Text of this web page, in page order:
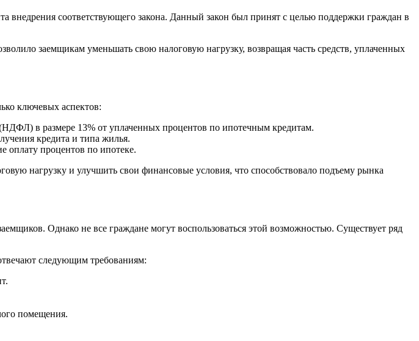
внедрения соответствующего закона. Данный закон был принят с целью поддержки граждан в
заемщикам уменьшать свою налоговую нагрузку, возвращая часть средств, уплаченных
ключевых аспектов:
в размере 13% от уплаченных процентов по ипотечным кредитам.
кредита и типа жилья.
процентов по ипотеке.
нагрузку и улучшить свои финансовые условия, что способствовало подъему рынка
Однако не все граждане могут воспользоваться этой возможностью. Существует ряд
следующим требованиям:
помещения.